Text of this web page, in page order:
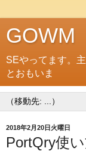
GOWM
SEやってます。
とおもいま
2018年2月20日火曜日
PortQry使